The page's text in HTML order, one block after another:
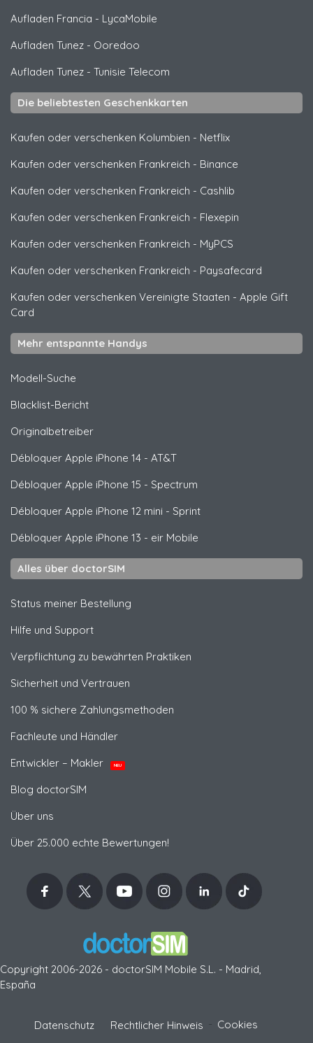
Aufladen Francia - LycaMobile
Aufladen Tunez - Ooredoo
Aufladen Tunez - Tunisie Telecom
Die beliebtesten Geschenkkarten
Kaufen oder verschenken Kolumbien - Netflix
Kaufen oder verschenken Frankreich - Binance
Kaufen oder verschenken Frankreich - Cashlib
Kaufen oder verschenken Frankreich - Flexepin
Kaufen oder verschenken Frankreich - MyPCS
Kaufen oder verschenken Frankreich - Paysafecard
Kaufen oder verschenken Vereinigte Staaten - Apple Gift
Card
Mehr entspannte Handys
Modell-Suche
Blacklist-Bericht
Originalbetreiber
Débloquer Apple iPhone 14 - AT&T
Débloquer Apple iPhone 15 - Spectrum
Débloquer Apple iPhone 12 mini - Sprint
Débloquer Apple iPhone 13 - eir Mobile
Alles über doctorSIM
Status meiner Bestellung
Hilfe und Support
Verpflichtung zu bewährten Praktiken
Sicherheit und Vertrauen
100 % sichere Zahlungsmethoden
Fachleute und Händler
Entwickler – Makler
NEU
Blog doctorSIM
Über uns
Über 25.000 echte Bewertungen!
Copyright 2006-2026 - doctorSIM Mobile S.L. - Madrid,
España
Datenschutz Rechtlicher Hinweis Cookies